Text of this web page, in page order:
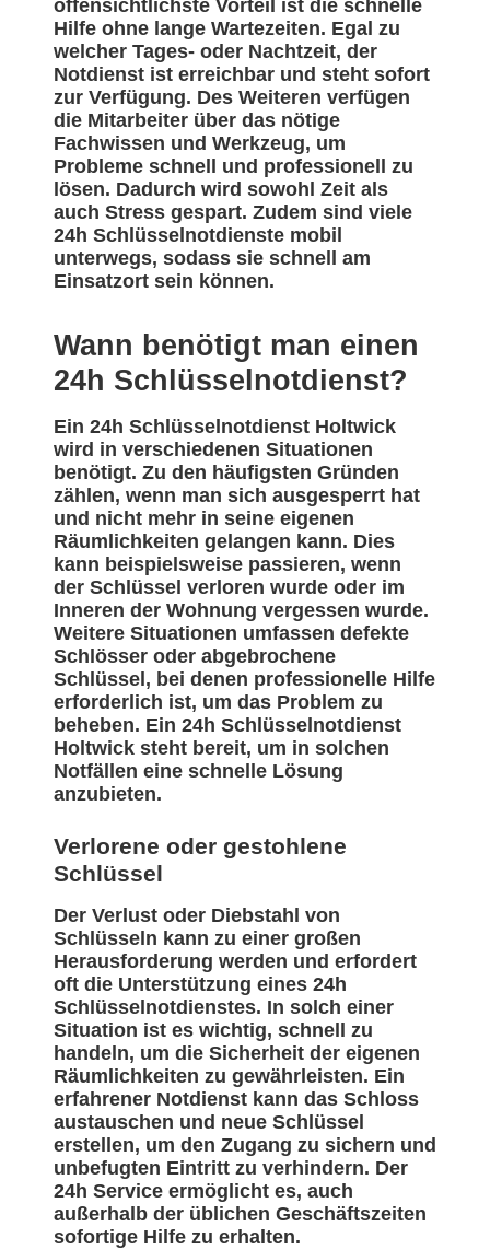
offensichtlichste Vorteil ist die schnelle
Hilfe ohne lange Wartezeiten. Egal zu
welcher Tages- oder Nachtzeit, der
Notdienst ist erreichbar und steht sofort
zur Verfügung. Des Weiteren verfügen
die Mitarbeiter über das nötige
Fachwissen und Werkzeug, um
Probleme schnell und professionell zu
lösen. Dadurch wird sowohl Zeit als
auch Stress gespart. Zudem sind viele
24h Schlüsselnotdienste mobil
unterwegs, sodass sie schnell am
Einsatzort sein können.
Wann benötigt man einen
24h Schlüsselnotdienst?
Ein 24h Schlüsselnotdienst Holtwick
wird in verschiedenen Situationen
benötigt. Zu den häufigsten Gründen
zählen, wenn man sich ausgesperrt hat
und nicht mehr in seine eigenen
Räumlichkeiten gelangen kann. Dies
kann beispielsweise passieren, wenn
der Schlüssel verloren wurde oder im
Inneren der Wohnung vergessen wurde.
Weitere Situationen umfassen defekte
Schlösser oder abgebrochene
Schlüssel, bei denen professionelle Hilfe
erforderlich ist, um das Problem zu
beheben. Ein 24h Schlüsselnotdienst
Holtwick steht bereit, um in solchen
Notfällen eine schnelle Lösung
anzubieten.
Verlorene oder gestohlene
Schlüssel
Der Verlust oder Diebstahl von
Schlüsseln kann zu einer großen
Herausforderung werden und erfordert
oft die Unterstützung eines 24h
Schlüsselnotdienstes. In solch einer
Situation ist es wichtig, schnell zu
handeln, um die Sicherheit der eigenen
Räumlichkeiten zu gewährleisten. Ein
erfahrener Notdienst kann das Schloss
austauschen und neue Schlüssel
erstellen, um den Zugang zu sichern und
unbefugten Eintritt zu verhindern. Der
24h Service ermöglicht es, auch
außerhalb der üblichen Geschäftszeiten
sofortige Hilfe zu erhalten.